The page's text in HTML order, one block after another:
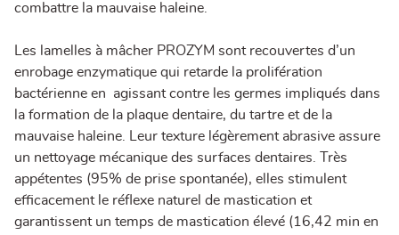
combattre la mauvaise haleine.
Les lamelles à mâcher PROZYM sont recouvertes d’un
enrobage enzymatique qui retarde la prolifération
bactérienne en agissant contre les germes impliqués dans
la formation de la plaque dentaire, du tartre et de la
mauvaise haleine. Leur texture légèrement abrasive assure
un nettoyage mécanique des surfaces dentaires. Très
appétentes (95% de prise spontanée), elles stimulent
efficacement le réflexe naturel de mastication et
garantissent un temps de mastication élevé (16,42 min en